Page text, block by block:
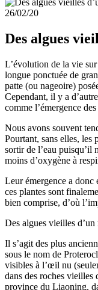
26/02/20
Des algues
L’évolution de la vie
longue ponctuée de
patte (ou nageoire)
Cependant, il y a
comme l’émergence
Nous avons souvent
Pourtant, sans elles, les
sortir de l’eau puisqu’il
moins d’oxygène à
Leur émergence a donc
ces plantes sont
bien comprise, d’où
Des algues vieilles d’un
Il s’agit des plus
sous le nom de
visibles à l’œil nu
dans des roches vieilles
province du Liaoning,